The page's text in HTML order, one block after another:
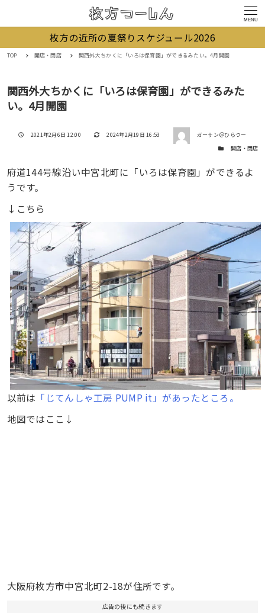
MENU
枚方の近所の夏祭りスケジュール2026
TOP 開店・閉店 関西外大ちかくに「いろは保育園」ができるみたい。4月開園
関西外大ちかくに「いろは保育園」ができるみた
い。4月開園
投稿日
2021年2月6日 12:00 更新日
2024年2月19日 16:53 著者
ガーサン＠ひらつー
カテゴリー開店・閉店
府道144号線沿い中宮北町に「いろは保育園」ができるよ
うです。
↓こちら
以前は 「じてんしゃ工房 PUMP it」があったところ。
地図ではここ↓
大阪府枚方市中宮北町2-18が住所です。
広告の後にも続きます